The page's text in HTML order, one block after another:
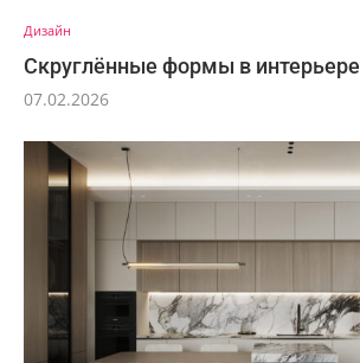
Дизайн
Скруглённые формы в интерьере
07.02.2026